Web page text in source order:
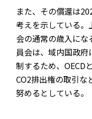
また、その償還は
考えを示している。
会の通常の歳入に
員会は、域内国政
制するため、OECD
CO2排出権の取引な
努めるとしている。